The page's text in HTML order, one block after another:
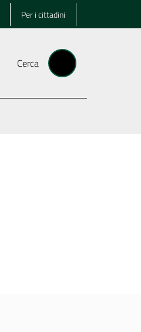
Per i cittadini
Cerca